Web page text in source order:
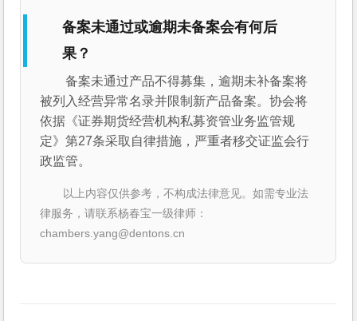
备案未通过或逾期未备案会有何后
果？
备案未通过产品不得募集，逾期未补备案将
被列入经营异常名录并限制新产品备案。协会将
依据《证券期货经营机构私募资管业务监管规
定》第27条采取自律措施，严重者移交证监会行
政监管。
以上内容仅供参考，不构成法律意见。如需专业法
律服务，请联系杨春宝一级律师：
chambers.yang@dentons.cn